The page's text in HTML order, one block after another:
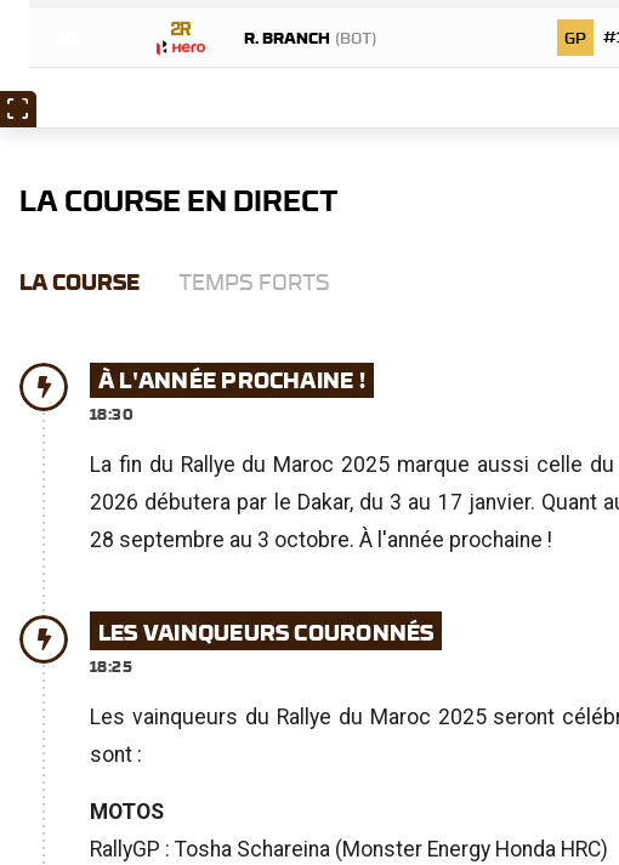
R. BRANCH (BOT) GP
LA COURSE EN DIRECT
LA COURSE TEMPS FORTS
À L'ANNÉE PROCHAINE !
18:30
La fin du Rallye du Maroc 2025 marque aussi celle
2026 débutera par le Dakar, du 3 au 17 janvier. Quant
28 septembre au 3 octobre. À l'année prochaine !
LES VAINQUEURS COURONNÉS
18:25
Les vainqueurs du Rallye du Maroc 2025 seront
sont :
MOTOS
RallyGP : Tosha Schareina (Monster Energy Honda HRC)